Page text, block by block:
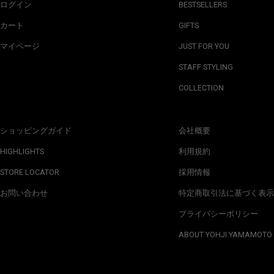
ログイン
カート
マイページ
ショッピングガイド
HIGHLIGHTS
STORE LOCATOR
お問い合わせ
BESTSELLERS
GIFTS
JUST FOR YOU
STAFF STYLING
COLLECTION
会社概要
利用規約
採用情報
特定商取引法に基づく表示
プライバシーポリシー
ABOUT YOHJI YAMAMOTO